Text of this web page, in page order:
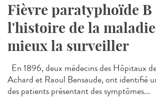
Fièvre paratyphoïde
l'histoire de la
mieux la surveiller
En 1896, deux médecins des Hôpitaux
Achard et Raoul Bensaude, ont identifié
des patients présentant des symptômes...